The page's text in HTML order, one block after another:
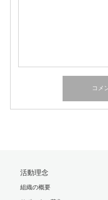
活動理念
組織の概要